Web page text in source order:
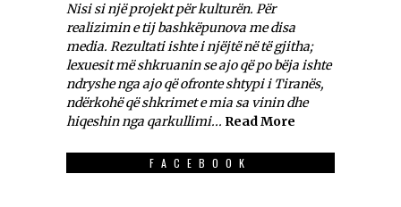
Nisi si një projekt për kulturën. Për
realizimin e tij bashkëpunova me disa
media. Rezultati ishte i njëjtë në të gjitha;
lexuesit më shkruanin se ajo që po bëja ishte
ndryshe nga ajo që ofronte shtypi i Tiranës,
ndërkohë që shkrimet e mia sa vinin dhe
hiqeshin nga qarkullimi... Read More
FACEBOOK